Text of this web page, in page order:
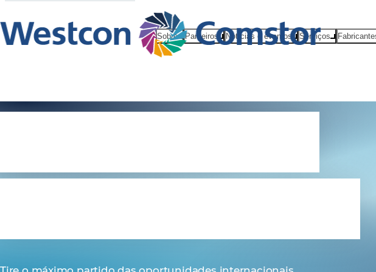
Sobre Parceiros Notícias e eventos Serviços